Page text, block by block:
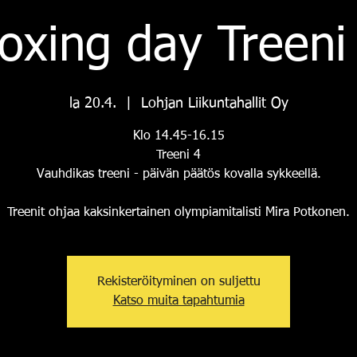
day
la 20.4. Lohjan Liikuntahallit Oy
Klo 14.45-16.15
Treeni 4
Vauhdikas treeni - päivän päätös kovalla sykkeellä.
Treenit ohjaa kaksinkertainen olympiamitalisti Mira Potkonen.
Rekisteröityminen on suljettu
Katso muita tapahtumia